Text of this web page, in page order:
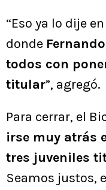
“Eso ya lo dije
donde
todos con
titular”, agregó.
Para cerrar, el
irse muy atrás
tres juveniles
Seamos justos,